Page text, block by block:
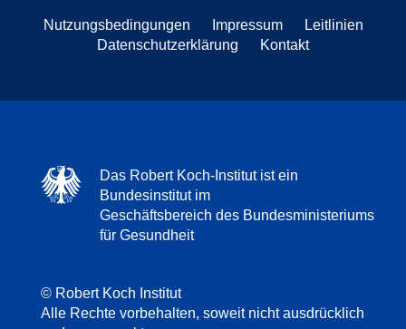
Nutzungsbedingungen Impressum
Leitlinien
Datenschutzerklärung
Kontakt
Das Robert Koch-Institut ist ein
Bundesinstitut im
Geschäftsbereich des Bundesministeriums
für Gesundheit
© Robert Koch Institut
Alle Rechte vorbehalten, soweit nicht ausdrücklich